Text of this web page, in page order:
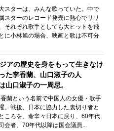
スターは、みんな歌っていた。中で
スターのレコード発売に熱心でリリ
それぞれ歌手としても大ヒットを飛
に小林旭の場合、映画と歌は不可分
アの歴史を身をもって生きなけ
た李香蘭、山口淑子の人
山口淑子の一周忌。
蘭という名前で中国人の女優・歌手
。戦後、日本に協力した裏切り者と
ころを、命辛々日本に戻り、60年代
会者、70年代以降は国会議員...